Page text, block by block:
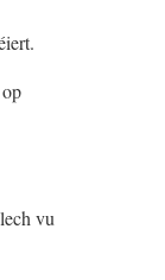
vu